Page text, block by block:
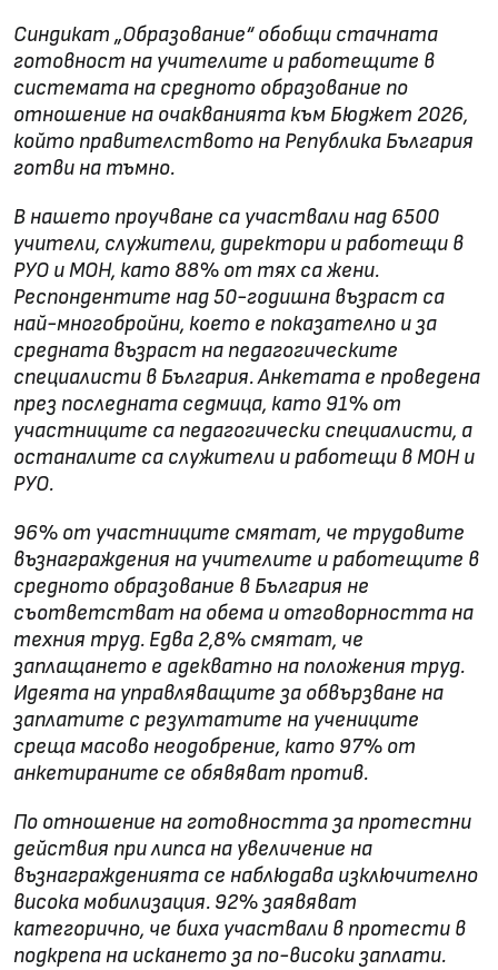
Синдикат „Образование“ обобщи стачната
готовност на учителите и работещите в
системата на средното образование по
отношение на очакванията към Бюджет 2026,
който правителството на Република България
готви на тъмно.
В нашето проучване са участвали над 6500
учители, служители, директори и работещи в
РУО и МОН, като 88% от тях са жени.
Респондентите над 50-годишна възраст са
най-многобройни, което е показателно и за
средната възраст на педагогическите
специалисти в България. Анкетата е проведена
през последната седмица, като 91% от
участниците са педагогически специалисти, а
останалите са служители и работещи в МОН и
РУО.
96% от участниците смятат, че трудовите
възнаграждения на учителите и работещите в
средното образование в България не
съответстват на обема и отговорността на
техния труд. Едва 2,8% смятат, че
заплащането е адекватно на положения труд.
Идеята на управляващите за обвързване на
заплатите с резултатите на учениците
среща масово неодобрение, като 97% от
анкетираните се обявяват против.
По отношение на готовността за протестни
действия при липса на увеличение на
възнагражденията се наблюдава изключително
висока мобилизация. 92% заявяват
категорично, че биха участвали в протести в
подкрепа на искането за по-високи заплати.